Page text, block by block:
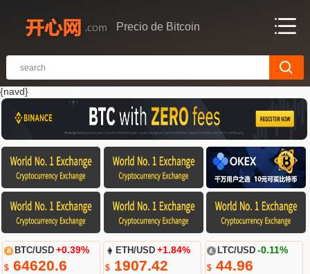
Precio de Bitcoin
{navd}
BTC/USD +0.39%
$64620.6
ETH/USD +1.84%
$ 1907.42
LTC/USD -0.11%
$44.96